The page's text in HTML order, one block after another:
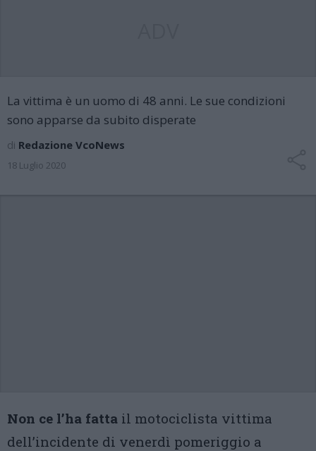
La vittima è un uomo di 48 anni. Le sue condizioni
sono apparse da subito disperate
di Redazione VcoNews
18 Luglio 2020
Non ce l’ha fatta il motociclista vittima
dell’incidente di venerdì pomeriggio a